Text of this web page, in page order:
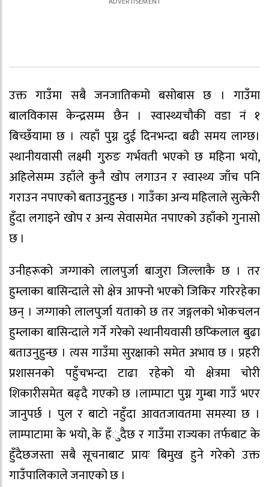
उक्त गाउँमा सबै जनजातिकमो बसोबास छ । गाउँमा
बालविकास केन्द्रसम्म छैन । स्वास्थ्यचौकी वडा नं १
बिच्छँयामा छ । त्यहाँ पुग्न दुई दिनभन्दा बढी समय लाग्छ।
स्थानीयवासी लक्ष्मी गुरुङ गर्भवती भएको छ महिना भयो,
अहिलेसम्म उहाँले कुनै खोप लगाउन र स्वास्थ्य जाँच पनि
गराउन नपाएको बताउनुहुन्छ । गाउँका अन्य महिलाले सुत्केरी
हुँदा लगाइने खोप र अन्य सेवासमेत नपाएको उहाँको गुनासो
छ ।
उनीहरूको जग्गाको लालपुर्जा बाजुरा जिल्लाकै छ । तर
हुम्लाका बासिन्दाले सो क्षेत्र आफ्नो भएको जिकिर गरिरहेका
छन् । जग्गाको लालपुर्जा यताको छ तर जङ्गलको भोकचलन
हुम्लाका बासिन्दाले गर्ने गरेको स्थानीयवासी छप्किलाल बुढा
बताउनुहुन्छ । त्यस गाउँमा सुरक्षाको समेत अभाव छ । प्रहरी
प्रशासनको पहुँचभन्दा टाढा रहेको यो क्षेत्रमा चोरी
शिकारीसमेत बढ्दै गएको छ ।लाम्पाटा पुग्न गुम्बा गाउँ भएर
जानुपर्छ । पुल र बाटो नहुँदा आवतजावतमा समस्या छ ।
लाम्पाटामा के भयो, के हँुदैछ र गाउँमा राज्यका तर्फबाट के
हुँदैछजस्ता सबै सूचनाबाट प्रायः बिमुख हुने गरेको उक्त
गाउँपालिकाले जनाएको छ ।